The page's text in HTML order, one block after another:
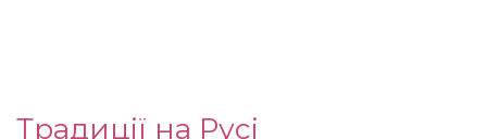
Традиції на Русі